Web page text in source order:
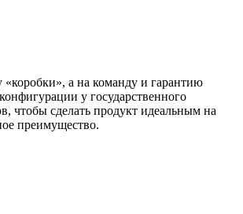
а на команду и гарантию
у государственного
чтобы сделать продукт идеальным на
преимущество.